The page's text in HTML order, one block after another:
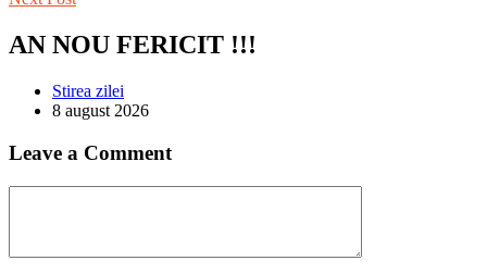
AN NOU FERICIT !!!
Stirea zilei
8 august 2026
Leave a Comment